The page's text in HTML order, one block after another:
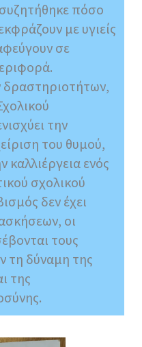
πόσο
με υγιείς
σε
την
του θυμού,
καλλιέργεια ενός
σχολικού
δεν έχει
οι
τους
τη δύναμη της
της